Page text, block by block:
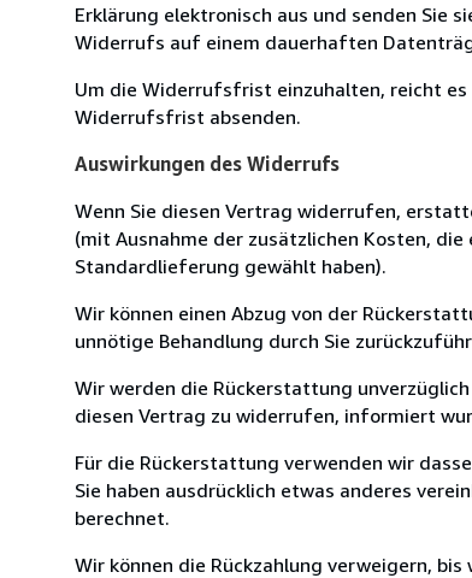
Erklärung elektronisch aus und senden Sie
Widerrufs auf einem dauerhaften
Um die Widerrufsfrist einzuhalten, reicht
Widerrufsfrist absenden.
Auswirkungen des Widerrufs
Wenn Sie diesen Vertrag widerrufen,
(mit Ausnahme der zusätzlichen Kosten,
Standardlieferung gewählt haben).
Wir können einen Abzug von der
unnötige Behandlung durch Sie
Wir werden die Rückerstattung
diesen Vertrag zu widerrufen, informiert
Für die Rückerstattung verwenden wir
Sie haben ausdrücklich etwas anderes
berechnet.
Wir können die Rückzahlung verweigern,